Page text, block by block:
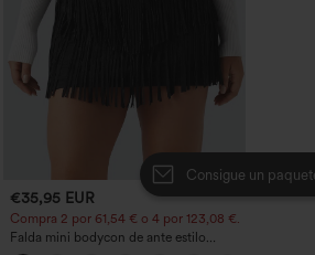
Consigue un
€35,95 EUR
Compra 2 por 61,54 € o 4 por 123,08 €.
Falda mini bodycon de ante estilo